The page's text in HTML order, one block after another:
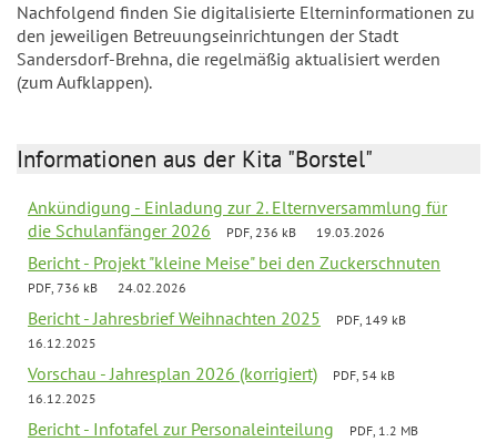
Nachfolgend finden Sie digitalisierte Elterninformationen zu
den jeweiligen Betreuungseinrichtungen der Stadt
Sandersdorf-Brehna, die regelmäßig aktualisiert werden
(zum Aufklappen).
Informationen aus der Kita "Borstel"
Ankündigung - Einladung zur 2. Elternversammlung für
die Schulanfänger 2026
PDF, 236 kB 19.03.2026
Bericht - Projekt "kleine Meise" bei den Zuckerschnuten
PDF, 736 kB 24.02.2026
Bericht - Jahresbrief Weihnachten 2025
PDF, 149 kB
16.12.2025
Vorschau - Jahresplan 2026 (korrigiert)
PDF, 54 kB
16.12.2025
Bericht - Infotafel zur Personaleinteilung
PDF, 1.2 MB